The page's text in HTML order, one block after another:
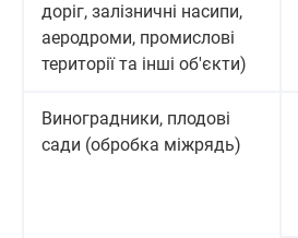
доріг, залізничні насипи,
аеродроми, промислові
території та інші об'єкти)
Виноградники, плодові
сади (обробка міжрядь)